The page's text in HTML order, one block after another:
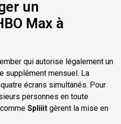
un
Max à
qui autorise légalement un
supplément mensuel. La
écrans simultanés. Pour
personnes en toute
Spliiit gèrent la mise en